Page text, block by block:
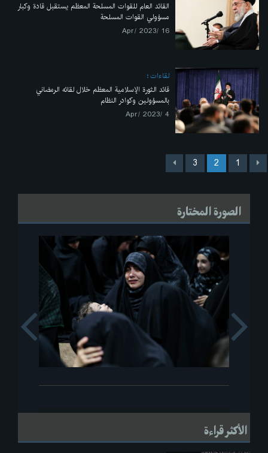
القائد العام للقوات المسلحة المعظم يستقبل قادة وكبار
مسؤولي القوات المسلحة
16 /Apr/ 2023
لقاءات
قائد الثورة الإسلامية المعظم خلال لقائه الرمضاني
بالمسؤولين وكوادر النظام
4 /Apr/ 2023
1
2
3
الصورة المختارة
Next
الأكثر قراءة